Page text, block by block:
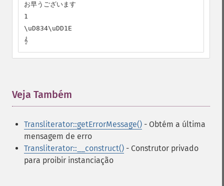
お早うございます
1
\uD834\uDD1E
𝄞
Veja Também
Transliterator::getErrorMessage() - Obtém a última
mensagem de erro
Transliterator::__construct() - Construtor privado
para proibir instanciação